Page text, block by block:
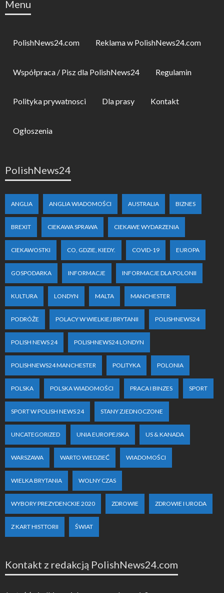
Menu
PolishNews24.com Reklama w PolishNews24.com
Współpraca / Pisz dla PolishNews24 Regulamin
Polityka prywatnosci Dla prasy Kontakt
Ogłoszenia
PolishNews24
ANGLIA ANGLIA WIADOMOŚCI AUSTRALIA BIZNES
BREXIT CIEKAWA SPRAWA CIEKAWE WYDARZENIA
CIEKAWOSTKI CO, GDZIE, KIEDY. COVID-19 EUROPA
GOSPODARKA INFORMACJE INFORMACJE DLA POLONII
KULTURA LONDYN MALTA MANCHESTER
PODRÓŻE POLACY W WIELKIEJ BRYTANII POLISHNEWS24
POLISH NEWS 24 POLISHNEWS24 LONDYN
POLISHNEWS24 MANCHESTER POLITYKA POLONIA
POLSKA POLSKA WIADOMOŚCI PRACA I BINZES SPORT
SPORT W POLISH NEWS 24 STANY ZJEDNOCZONE
UNCATEGORIZED UNIA EUROPEJSKA US & KANADA
WARSZAWA WARTO WIEDZIEĆ WIADOMOŚCI
WIELKA BRYTANIA WOLNY CZAS
WYBORY PREZYDENCKIE 2020 ZDROWIE ZDROWIE I URODA
Z KART HISTTORII ŚWIAT
Kontakt z redakcją PolishNews24.com